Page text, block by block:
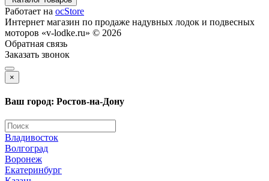
Работает на ocStore
Интернет магазин по продаже надувных лодок и подвесных
моторов «v-lodke.ru» © 2026
Обратная связь
Заказать звонок
×
Ваш город: Ростов-на-Дону
Владивосток
Волгоград
Воронеж
Екатеринбург